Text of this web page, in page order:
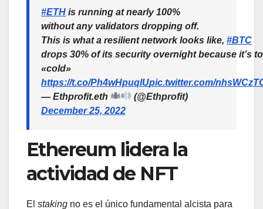
#ETH is running at nearly 100%
without any validators dropping off.
This is what a resilient network looks like, #BTC
drops 30% of its security overnight because it’s
«cold»
https://t.co/Ph4wHpuqlUpic.twitter.com/
— Ethprofit.eth
(@Ethprofit)
December 25, 2022
Ethereum lidera la
actividad de NFT
El staking no es el único fundamental alcista para